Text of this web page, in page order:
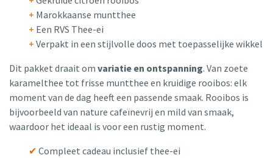
+ Marokkaanse muntthee
+ Een RVS Thee-ei
+ Verpakt in een stijlvolle doos met toepasselijke wikkel
Dit pakket draait om variatie en ontspanning. Van zoete
karamelthee tot frisse muntthee en kruidige rooibos: elk
moment van de dag heeft een passende smaak. Rooibos is
bijvoorbeeld van nature cafeïnevrij en mild van smaak,
waardoor het ideaal is voor een rustig moment.
✔ Compleet cadeau inclusief thee-ei